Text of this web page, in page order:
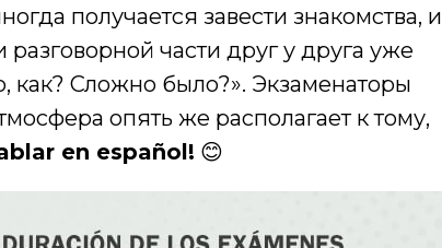
получается завести знакомства, и
части друг у друга уже
как? Сложно было?». Экзаменаторы
опять же располагает к тому,
en español! 😊